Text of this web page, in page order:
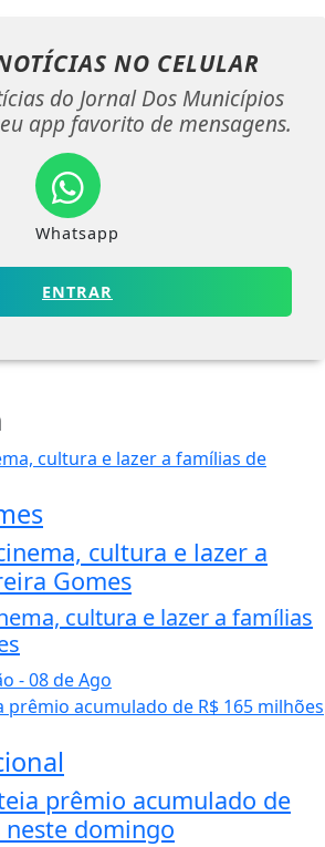
NO CELULAR
do Jornal Dos Municípios
app favorito de mensagens.
Whatsapp
ENTRAR
cultura e lazer a
Gomes
cultura e lazer a famílias
- 08 de Ago
prêmio acumulado de
neste domingo